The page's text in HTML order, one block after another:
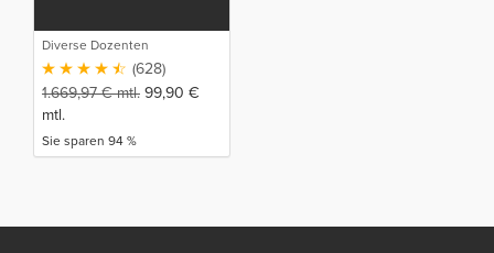
Diverse Dozenten
(628)
1.669,97€mtl. 99,90 €
mtl.
Sie sparen 94 %